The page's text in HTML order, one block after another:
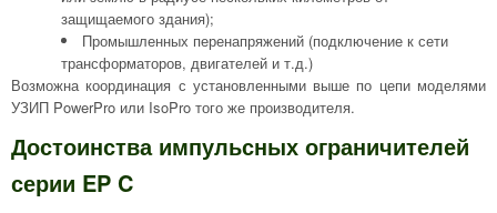
защищаемого здания);
Промышленных перенапряжений (подключение к сети
трансформаторов, двигателей и т.д.)
Возможна координация с установленными выше по цепи моделями
УЗИП PowerPro или IsoPro того же производителя.
Достоинства импульсных ограничителей
серии EP C